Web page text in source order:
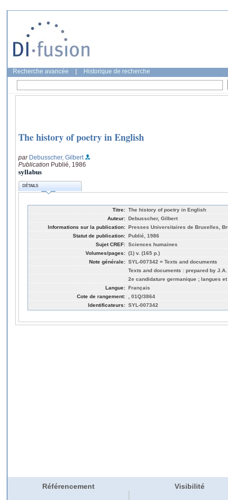
Recherche avancée Historique de recherche
The history of poetry in English
par Debusscher, Gilbert
Publication Publié, 1986
syllabus
DÉTAILS
Titre: The history of poetry in English
Auteur: Debusscher, Gilbert
Informations sur la publication: Presses Universitaires de Bruxelles,
Statut de publication: Publié, 1986
Sujet CREF: Sciences humaines
Volumes/pages: (1) v. (165 p.)
Note générale: SYL-007342 = Texts and documents
Texts and documents : prepared by
2e candidature germanique ; langues
Langue: Français
Cote de rangement:
, 01Q/3864
Identificateurs: SYL-007342
Référencement Visibilité